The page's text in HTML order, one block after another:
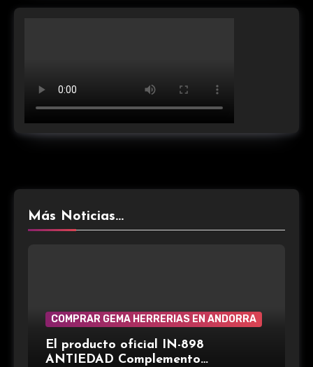
Más Noticias...
COMPRAR GEMA HERRERIAS EN ANDORRA
El producto oficial IN-898
ANTIEDAD Complemento